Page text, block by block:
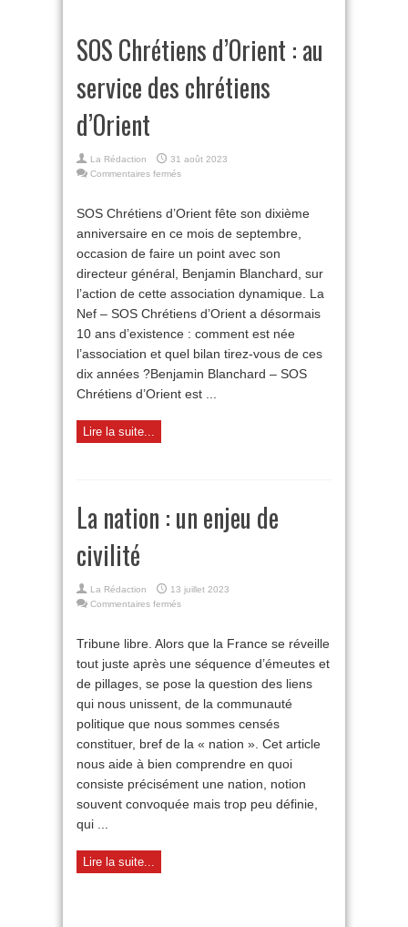
SOS Chrétiens d’Orient : au
service des chrétiens
d’Orient
La Rédaction
31 août 2023
Commentaires fermés
d’Orient :
au
des
chrétiens
d’Orient
SOS Chrétiens d’Orient fête son dixième
anniversaire en ce mois de septembre,
occasion de faire un point avec son
directeur général, Benjamin Blanchard, sur
l’action de cette association dynamique. La
Nef – SOS Chrétiens d’Orient a désormais
10 ans d’existence : comment est née
l’association et quel bilan tirez-vous de ces
dix années ?Benjamin Blanchard – SOS
Chrétiens d’Orient est ...
Lire la suite...
La nation : un enjeu de
civilité
La Rédaction
13 juillet 2023
Commentaires fermés
un
enjeu
civilité
Tribune libre. Alors que la France se réveille
tout juste après une séquence d’émeutes et
de pillages, se pose la question des liens
qui nous unissent, de la communauté
politique que nous sommes censés
constituer, bref de la « nation ». Cet article
nous aide à bien comprendre en quoi
consiste précisément une nation, notion
souvent convoquée mais trop peu définie,
qui ...
Lire la suite...